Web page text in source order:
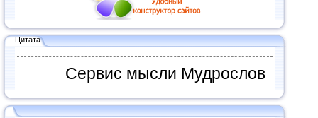
Цитата
Сервис мысли Мудрослов